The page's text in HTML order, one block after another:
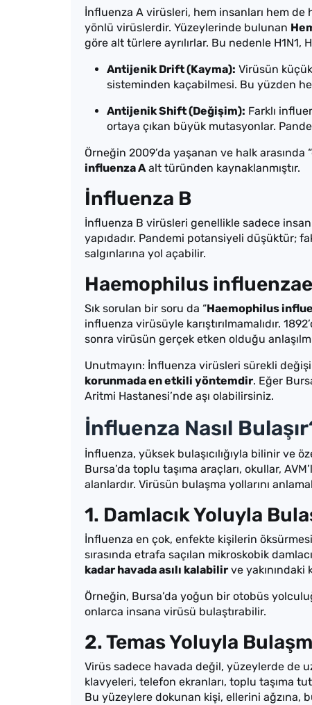
İnfluenza A virüsleri, hem insanları hem
yönlü virüslerdir. Yüzeylerinde bulunan
göre alt türlere ayrılırlar. Bu nedenle H1N1,
Antijenik Drift (Kayma): Virüsün
sisteminden kaçabilmesi. Bu yüzden
Antijenik Shift (Değişim): Farklı
ortaya çıkan büyük mutasyonlar.
Örneğin 2009’da yaşanan ve halk arasında
influenza Aalt türünden kaynaklanmıştır.
İnfluenza B
İnfluenza B virüsleri genellikle sadece
yapıdadır. Pandemi potansiyeli düşüktür;
salgınlarına yol açabilir.
Haemophilus influenzae
Sık sorulan bir soru da “Haemophilus
influenza virüsüyle karıştırılmamalıdır.
sonra virüsün gerçek etken olduğu
Unutmayın: İnfluenza virüsleri sürekli
korunmada en etkili yöntemdir. Eğer
Aritmi Hastanesi’nde aşı olabilirsiniz.
İnfluenza Nasıl
İnfluenza, yüksek bulaşıcılığıyla bilinir ve
Bursa’da toplu taşıma araçları, okullar,
alanlardır. Virüsün bulaşma yollarını
1. Damlacık Yoluyla
İnfluenza en çok, enfekte kişilerin
sırasında etrafa saçılan mikroskobik
kadar havada asılı kalabilir ve
Örneğin, Bursa’da yoğun bir otobüs
onlarca insana virüsü bulaştırabilir.
2. Temas Yoluyla
Virüs sadece havada değil, yüzeylerde de
klavyeleri, telefon ekranları, toplu taşıma
Bu yüzeylere dokunan kişi, ellerini